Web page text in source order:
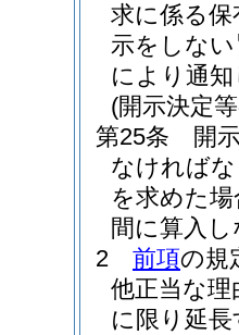
求に係る
示をしな
により通
(開示決定
第25条
開
なければ
を求めた
間に算入
2
前項の規
他正当な
に限り延